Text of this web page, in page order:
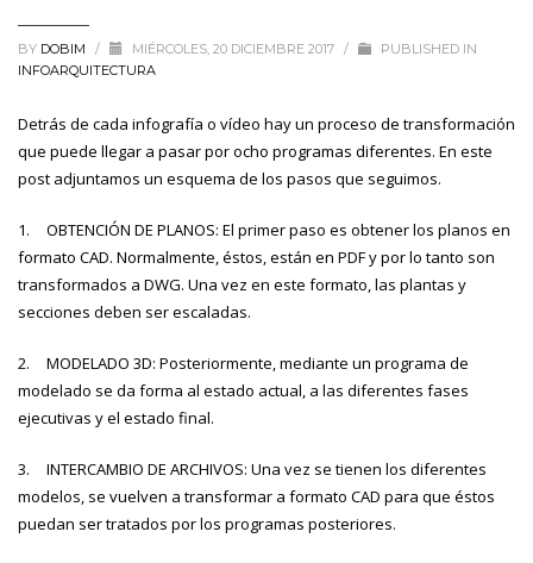
BY DOBIM / MIÉRCOLES, 20 DICIEMBRE 2017 /
PUBLISHED IN
INFOARQUITECTURA
Detrás de cada infografía o vídeo hay un proceso de transformación
que puede llegar a pasar por ocho programas diferentes. En este
post adjuntamos un esquema de los pasos que seguimos.
1.
OBTENCIÓN DE PLANOS: El primer paso es obtener los planos en
formato CAD. Normalmente, éstos, están en PDF y por lo tanto son
transformados a DWG. Una vez en este formato, las plantas y
secciones deben ser escaladas.
2.
MODELADO 3D: Posteriormente, mediante un programa de
modelado se da forma al estado actual, a las diferentes fases
ejecutivas y el estado final.
3.
INTERCAMBIO DE ARCHIVOS: Una vez se tienen los diferentes
modelos, se vuelven a transformar a formato CAD para que éstos
puedan ser tratados por los programas posteriores.